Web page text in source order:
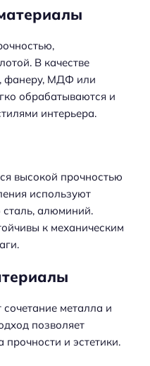
В качестве
фанеру, МДФ или
обрабатываются и
интерьера.
высокой прочностью
используют
алюминий.
к механическим
металла и
позволяет
и эстетики.